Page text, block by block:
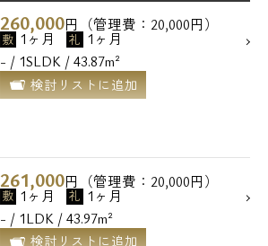
260,000円（管理費：20,000円）
敷 1ヶ月 礼 1ヶ月
- / 1SLDK / 43.87m²
検討リストに追加
261,000円（管理費：20,000円）
敷 1ヶ月 礼 1ヶ月
- / 1LDK / 43.97m²
検討リストに追加